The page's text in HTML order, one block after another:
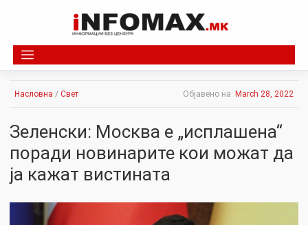
Насловна / Свет Објавено на: March 28, 2022
Зеленски: Москва е „исплашена“
поради новинарите кои можат да
ја кажат вистината